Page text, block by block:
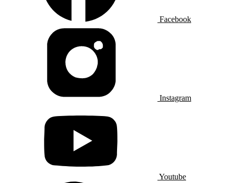
Facebook
Instagram
Youtube